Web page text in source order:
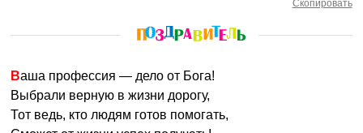
Скопировать
Ваша профессия — дело от Бога!
Выбрали верную в жизни дорогу,
Тот ведь, кто людям готов помогать,